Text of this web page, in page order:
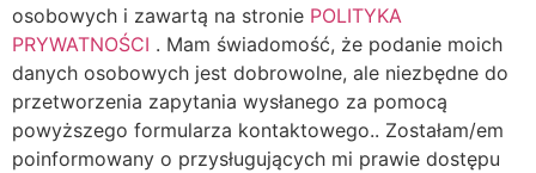
osobowych i zawartą na stronie POLITYKA
PRYWATNOŚCI . Mam świadomość, że podanie moich
danych osobowych jest dobrowolne, ale niezbędne do
przetworzenia zapytania wysłanego za pomocą
powyższego formularza kontaktowego.. Zostałam/em
poinformowany o przysługujących mi prawie dostępu